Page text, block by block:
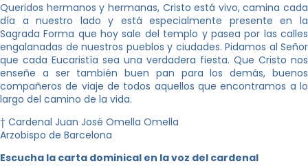
Queridos hermanos y hermanas, Cristo está vivo, camina cada
día a nuestro lado y está especialmente presente en la
Sagrada Forma que hoy sale del templo y pasea por las calles
engalanadas de nuestros pueblos y ciudades. Pidamos al Señor
que cada Eucaristía sea una verdadera fiesta. Que Cristo nos
enseñe a ser también buen pan para los demás, buenos
compañeros de viaje de todos aquellos que encontramos a lo
largo del camino de la vida.
† Cardenal Juan José Omella Omella
Arzobispo de Barcelona
Escucha la carta dominical en la voz del cardenal